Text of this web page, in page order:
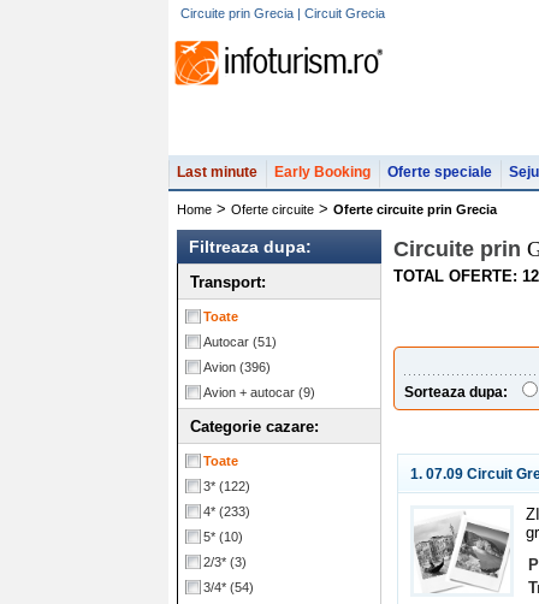
Circuite prin Grecia | Circuit Grecia
Last minute Early Booking Oferte speciale
Home > Oferte circuite > Oferte circuite prin Grecia
Filtreaza dupa:
Transport:
Toate
Autocar (51)
Avion (396)
Avion + autocar (9)
Categorie cazare:
Toate
3* (122)
4* (233)
5* (10)
2/3* (3)
3/4* (54)
Circuite prin
TOTAL OFERTE: 12
Sorteaza dupa:
1. 07.09 Circuit